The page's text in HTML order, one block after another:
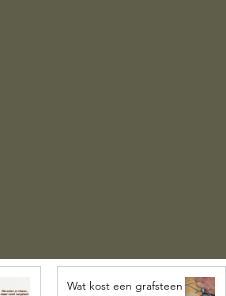
Wat kost een grafsteen